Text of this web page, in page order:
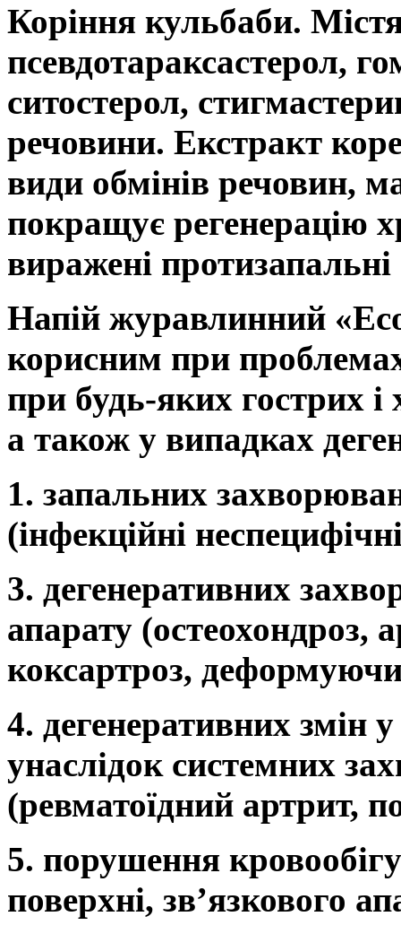
Коріння кульбаби.
псевдотараксастерол,
ситостерол,
речовини. Екстракт
види обмінів речовин,
покращує регенерацію
виражені протизапальні
Напій журавлинний
корисним при
при будь-яких гострих
а також у випадках
1. запальних
(інфекційні
3. дегенеративних
апарату (остеохондроз,
коксартроз,
4. дегенеративних змін
унаслідок системних
(ревматоїдний артрит,
5. порушення
поверхні, зв’язкового